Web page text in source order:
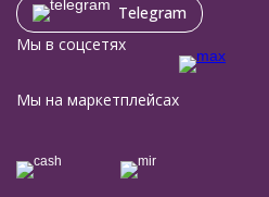
Telegram
Мы в соцсетях
Мы на маркетплейсах